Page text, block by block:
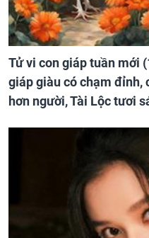
Tử vi con giáp tuần mới
giáp giàu có chạm đỉnh,
hơn người, Tài Lộc tươi